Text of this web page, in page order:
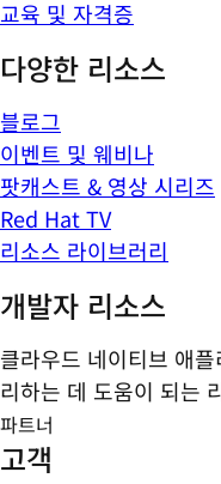
교육 및 자격증
다양한 리소스
블로그
이벤트 및 웨비나
팟캐스트 & 영상 시리즈
Red Hat TV
리소스 라이브러리
개발자 리소스
클라우드 네이티브 애
리하는 데 도움이 되는
파트너
고객